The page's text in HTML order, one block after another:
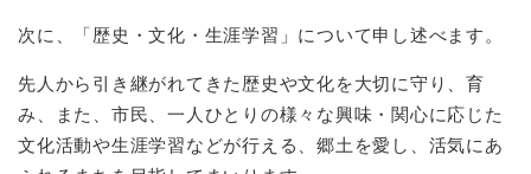
次に、「歴史・文化・生涯学習」について申し述べます。
先人から引き継がれてきた歴史や文化を大切に守り、育
み、また、市民、一人ひとりの様々な興味・関心に応じた
文化活動や生涯学習などが行える、郷土を愛し、活気にあ